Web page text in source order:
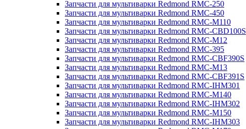
Запчасти для мультиварки Redmond RMC-250
Запчасти для мультиварки Redmond RMC-450
Запчасти для мультиварки Redmond RMC-M110
Запчасти для мультиварки Redmond RMC-CBD100S
Запчасти для мультиварки Redmond RMC-M12
Запчасти для мультиварки Redmond RMC-395
Запчасти для мультиварки Redmond RMC-CBF390S
Запчасти для мультиварки Redmond RMC-M13
Запчасти для мультиварки Redmond RMC-CBF391S
Запчасти для мультиварки Redmond RMC-IHM301
Запчасти для мультиварки Redmond RMC-M140
Запчасти для мультиварки Redmond RMC-IHM302
Запчасти для мультиварки Redmond RMC-M150
Запчасти для мультиварки Redmond RMC-IHM303